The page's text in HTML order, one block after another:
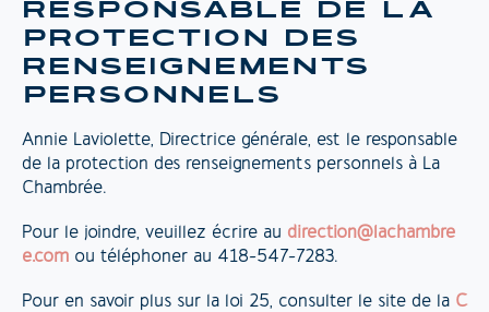
RESPONSABLE DE LA
PROTECTION DES
RENSEIGNEMENTS
PERSONNELS
Annie Laviolette, Directrice générale, est le responsable
de la protection des renseignements personnels à La
Chambrée.
Pour le joindre, veuillez écrire au direction@lachambre
e.com ou téléphoner au 418-547-7283.
Pour en savoir plus sur la loi 25, consulter le site de la C